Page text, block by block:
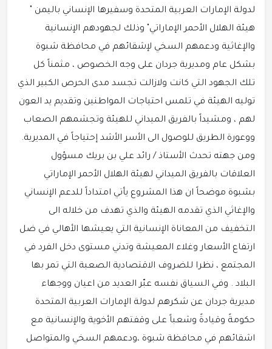
لدولة الإمارات العربية المتحدة وسفيرها الإنساني باليمن "
هيئة الهلال الأحمر الإماراتي" وذلك لجهودهم الإنسانية
والإغاثية ودعمهم السخي لإشقائهم في محافظة شبوة
بشكل عام ومديرية جردان على وجه الخصوص ، مثمناً كل
تلك الجهود التي كانت ولازالت تجسد مدى الحرص الكبير الذي
توليه الهيئة في تلمس احتياجات المواطنين وتقديم يد العون
لهم ، ومشيداً بالفريق الميداني للهيئة وتجشمهم الصعاب
ووعورة الطريق للوصول الى الأسر الأشد إحتياجاً في المديرية.
ومن جهته تحدث الأستاذ / رائد علي بن بريك مسؤول
العلاقات بالفريق الميداني لهيئة الهلال الأحمر الإماراتي
بشبوة موضحاً ان هذا المشروع يأتي امتداداً للدعم الإنساني
والإغاثي الذي تقدمه الهيئة والذي تهدف من خلاله الى
التخفيف من المعاناة الإنسانية التي يعيشها الأهالي في ضل
ارتفاع الأسعار وغلاء المعيشة وتدني مستوى دخل الفرد في
المجتمع ، نظرا للضروف الاقتصادية الصعبة التي تمر بها
البلاد . وفي السياق نفسه عبّر العديد من اعيان ووجهاء
مديرية جردان عن شكرهم لدولة الإمارات العربية المتحدة
حكومةً وقيادةً وشعباً على وقفتهم الأخوية والإنسانية مع
اشقائهم في محافظة شبوة ،ودعمهم السخي والمتواصل